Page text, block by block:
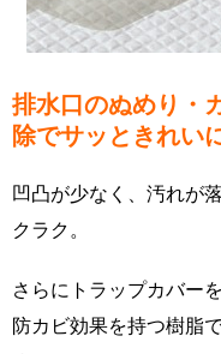
排水口のぬめり・
除でサッときれい
凹凸が少なく、汚れが
クラク。
さらにトラップカバー
防カビ効果を持つ樹脂